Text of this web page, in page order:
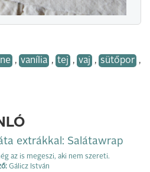
, vanília , tej , vaj , sütőpor ,
extrákkal: Salátawrap
az is megeszi, aki nem szereti.
Gálicz István